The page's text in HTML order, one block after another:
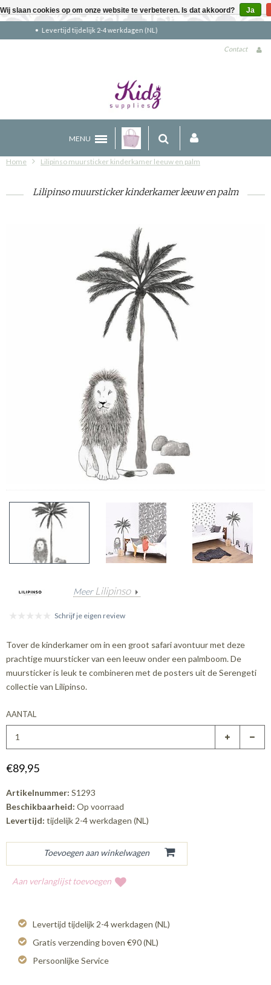
Gratis verzending boven €90 (NL)
Contact
MENU
Home Lilipinso muursticker kinderkamer leeuw en palm
Lilipinso muursticker kinderkamer leeuw en palm
Meer Lilipinso
Schrijf je eigen review
Tover de kinderkamer om in een groot safari avontuur met deze
prachtige muursticker van een leeuw onder een palmboom. De
muursticker is leuk te combineren met de posters uit de Serengeti
collectie van Lilipinso.
AANTAL
€89,95
Artikelnummer: S1293
Beschikbaarheid: Op voorraad
Levertijd: tijdelijk 2-4 werkdagen (NL)
Aan verlanglijst toevoegen
Levertijd tijdelijk 2-4 werkdagen (NL)
Gratis verzending boven €90 (NL)
Persoonlijke Service
Wij slaan cookies op om onze website te verbeteren. Is dat akkoord? Ja